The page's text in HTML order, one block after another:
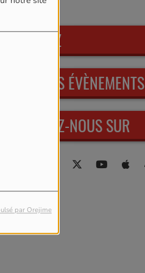
par Orejime
PROCHAINS ÉVÈNEMENTS
RETROUVEZ-NOUS SUR